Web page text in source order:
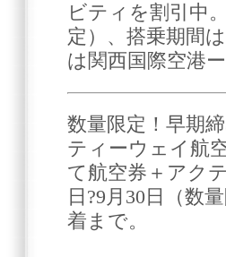
ビティを割引中
定）、搭乗期間
は関西国際空港
数量限定！早期
ティーウェイ航
て航空券＋アク
日?9月30日（数
着まで。